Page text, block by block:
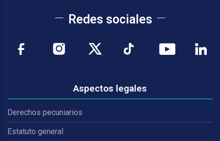
Redes sociales
Aspectos legales
Derechos pecuniarios
Estatuto general